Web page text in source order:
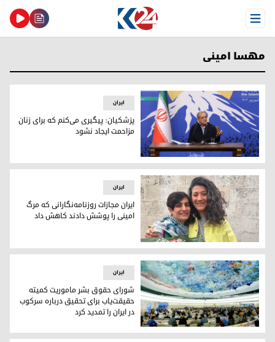
Open Menu
مهسا امینی
مسعود پزشکیان، رئیس جمهور ایران
ایران
پزشکیان: پیگیری می‌کنم که برای زنان
مزاحمت ایجاد نشود
نیلوفر حامدی و الهه محمدی
ایران
ایران مجازات روزنامه‌نگارانی که مرگ
امینی را پوشش دادند کاهش داد
شورای حقوق بشر سازمان ملل متحد
ایران
شورای حقوق بشر ماموریت کمیته
حقیقت‌یاب برای تحقیق درباره سرکوب
در ایران را تمدید کرد